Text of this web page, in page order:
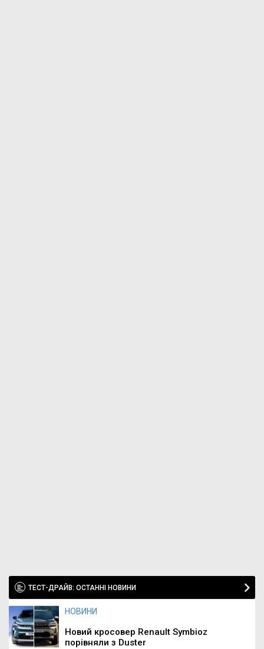
ТЕСТ-ДРАЙВ: ОСТАННІ НОВИНИ
НОВИНИ
Новий кросовер Renault Symbioz
порівняли з Duster